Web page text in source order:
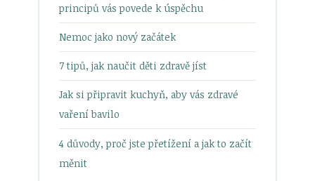
principů vás povede k úspěchu
Nemoc jako nový začátek
7 tipů, jak naučit děti zdravě jíst
Jak si připravit kuchyň, aby vás zdravé
vaření bavilo
4 důvody, proč jste přetížení a jak to začít
měnit